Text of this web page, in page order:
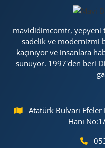
mavididimcomtr, yepyeni
sadelik ve modernizmi
kaçınıyor ve insanlara
sunuyor. 1997'den beri
Atatürk Bulvarı
Hanı